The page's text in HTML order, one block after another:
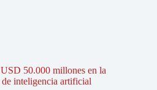
50.000 millones en la
inteligencia artificial